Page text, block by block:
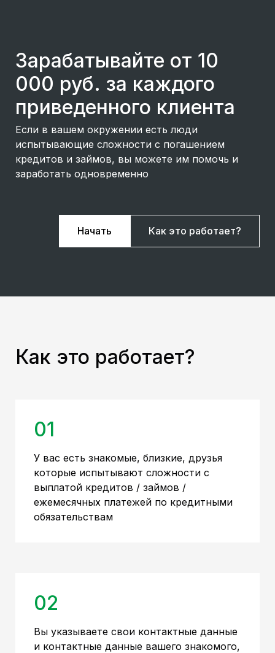
Зарабатывайте от 10
000 руб. за каждого
приведенного клиента
Если в вашем окружении есть люди
испытывающие сложности с погашением
кредитов и займов, вы можете им помочь и
заработать одновременно
Начать Как это работает?
Как это работает?
01
У вас есть знакомые, близкие, друзья
которые испытывают сложности с
выплатой кредитов / займов /
ежемесячных платежей по кредитными
обязательствам
02
Вы указываете свои контактные данные
и контактные данные вашего знакомого,